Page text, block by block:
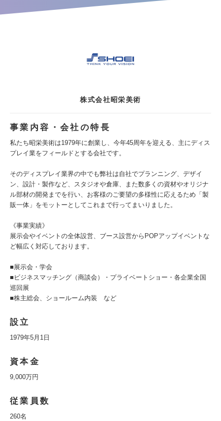
株式会社昭栄美術
事業内容・会社の特長
私たち昭栄美術は1979年に創業し、今年45周年を迎える、主にディス
プレイ業をフィールドとする会社です。
そのディスプレイ業界の中でも弊社は自社でプランニング、デザイ
ン、設計・製作など、スタジオや倉庫、また数多くの資材やオリジナ
ル部材の開発までを行い、お客様のご要望の多様性に応えるため「製
販一体」をモットーとしてこれまで行ってまいりました。
《事業実績》
展示会やイベントの全体設営、ブース設営からPOPアップイベントな
ど幅広く対応しております。
■展示会・学会
■ビジネスマッチング（商談会）・プライベートショー・各企業全国
巡回展
■株主総会、ショールーム内装 など
設立
1979年5月1日
資本金
9,000万円
従業員数
260名